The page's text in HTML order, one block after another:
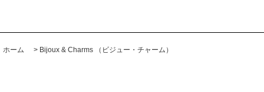
ホーム > Bijoux & Charms （ビジュー・チャーム）